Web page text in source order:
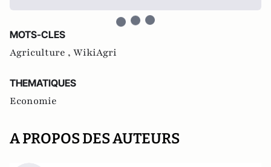
MOTS-CLES
Agriculture , WikiAgri
THEMATIQUES
Economie
A PROPOS DES AUTEURS